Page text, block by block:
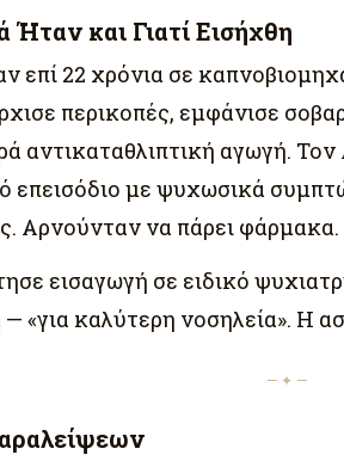
και Γιατί Εισήχθη
επί 22 χρόνια σε
περικοπές, εμφάνισε
αντικαταθλιπτική αγωγή.
επεισόδιο με ψυχωσικά
Αρνούνταν να πάρει φάρμακα.
εισαγωγή σε ειδικό
«για καλύτερη νοσηλεία». Η
— ✦ —